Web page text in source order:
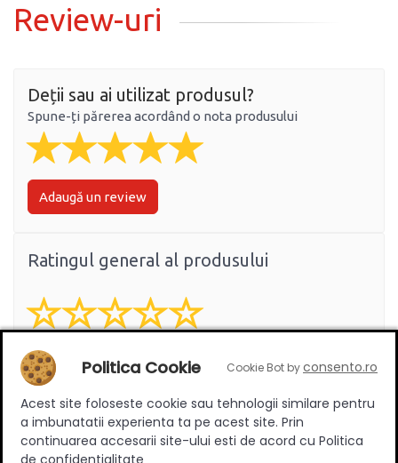
Review-uri
Deții sau ai utilizat produsul?
Spune-ți părerea acordând o nota produsului
Adaugă un review
Ratingul general al produsului
0(0 review-uri)
Întrebări și răspunsuri
Politica Cookie Cookie Bot byconsento.ro
Acest site foloseste cookie sau tehnologii similare pentru
a imbunatatii experienta ta pe acest site. Prin
continuarea accesarii site-ului esti de acord cu Politica
de confidentialitate